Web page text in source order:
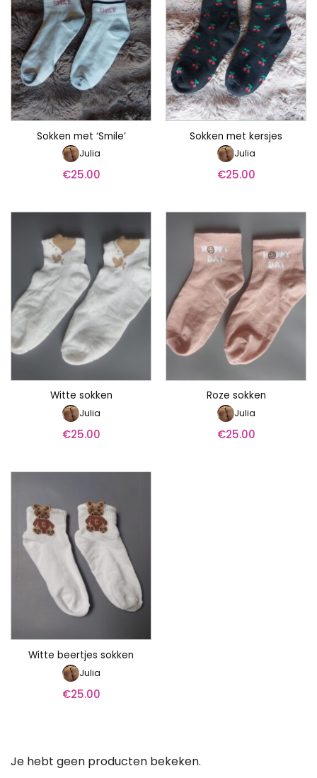
Sokken met ‘Smile’
Julia
€25.00
Sokken met kersjes
Julia
€25.00
Witte sokken
Julia
€25.00
Roze sokken
Julia
€25.00
Witte beertjes sokken
Julia
€25.00
Je hebt geen producten bekeken.